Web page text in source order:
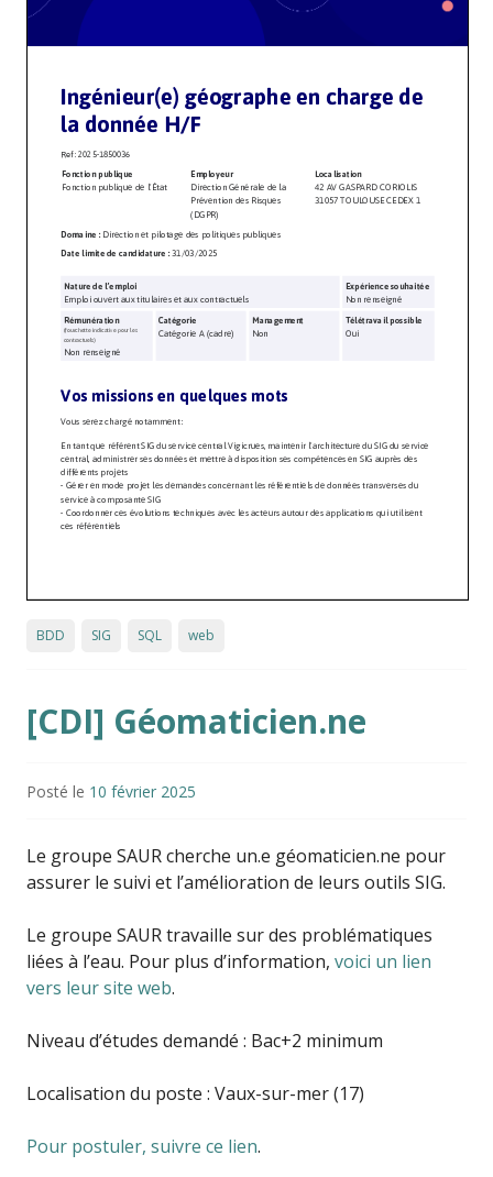
BDD SIG SQL web
[CDI] Géomaticien.ne
Posté le 10 février 2025
Le groupe SAUR cherche un.e géomaticien.ne pour
assurer le suivi et l’amélioration de leurs outils SIG.
Le groupe SAUR travaille sur des problématiques
liées à l’eau. Pour plus d’information, voici un lien
vers leur site web.
Niveau d’études demandé : Bac+2 minimum
Localisation du poste : Vaux-sur-mer (17)
Pour postuler, suivre ce lien.